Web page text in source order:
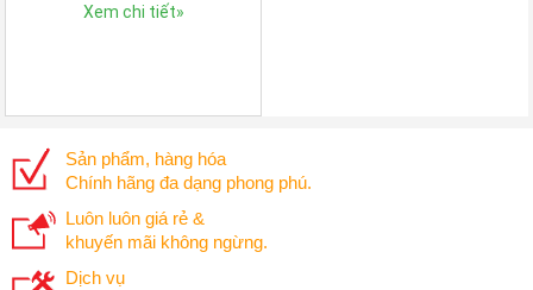
Xem chi tiết»
Sản phẩm, hàng hóa
Chính hãng đa dạng phong phú.
Luôn luôn giá rẻ &
khuyến mãi không ngừng.
Dịch vụ